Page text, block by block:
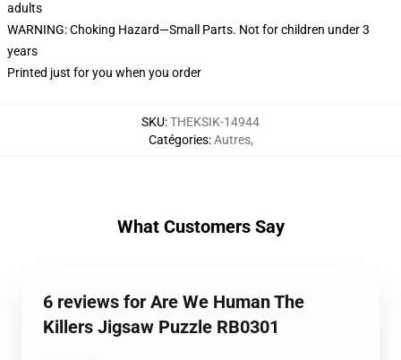
adults
WARNING: Choking Hazard—Small Parts. Not for children under 3
years
Printed just for you when you order
SKU:THEKSIK-14944
Catégories:Autres,
What Customers Say
6 reviews for Are We Human The
Killers Jigsaw Puzzle RB0301